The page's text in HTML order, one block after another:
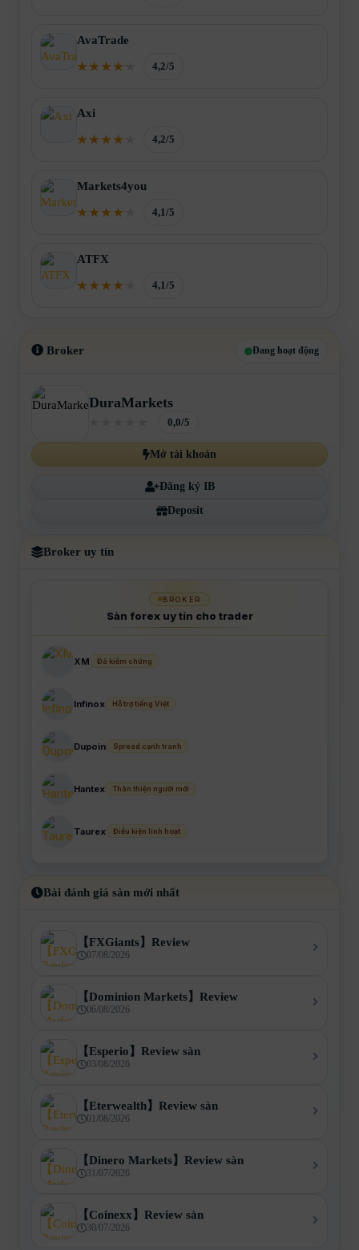
AvaTrade
4,2/5
Axi
4,2/5
Markets4you
4,1/5
ATFX
4,1/5
Broker Đang hoạt động
DuraMarkets
0,0/5
Mở tài khoản
Đăng ký IB
Deposit
Broker uy tín
BROKER
Sàn forex uy tín cho trader
XM Đã kiểm chứng
Infinox Hỗ trợ tiếng Việt
Dupoin Spread cạnh tranh
Hantex Thân thiện người mới
Taurex Điều kiện linh hoạt
Bài đánh giá sàn mới nhất
【FXGiants】Review
07/08/2026
【Dominion Markets】Review
06/08/2026
【Esperio】Review sàn
03/08/2026
【Eterwealth】Review sàn
01/08/2026
【Dinero Markets】Review sàn
31/07/2026
【Coinexx】Review sàn
30/07/2026